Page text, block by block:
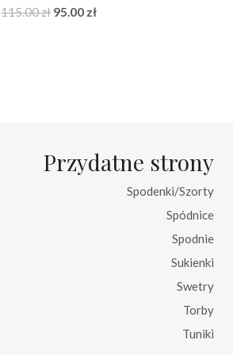
115.00zł Pierwotna
95.00 złAktualna
Przydatne strony
Spodenki/Szorty
Spódnice
Spodnie
Sukienki
Swetry
Torby
Tuniki